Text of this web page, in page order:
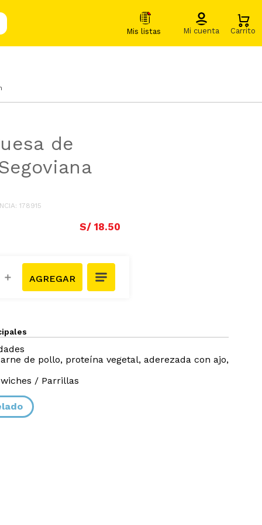
de
: 178915
S/ 18.50
＋
de pollo, proteína vegetal, aderezada con ajo,
/ Parrillas